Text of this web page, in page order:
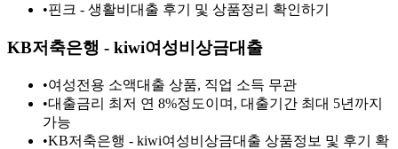
•핀크 - 생활비대출 후기 및 상품정리 확인하기
KB저축은행 - kiwi여성비상금대출
•여성전용 소액대출 상품, 직업 소득 무관
•대출금리 최저 연 8%정도이며, 대출기간 최대 5년까지
가능
•KB저축은행 - kiwi여성비상금대출 상품정보 및 후기 확